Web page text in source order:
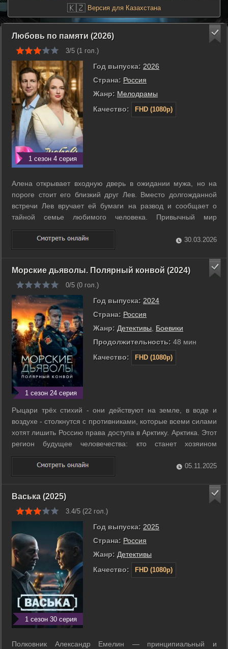
🇰🇿 Версия для Казахстана
Любовь по памяти (2026)
3/5 (1 гол.)
1 сезон 4 серия
Год выпуска: 2026
Страна: Россия
Жанр: Мелодрамы
Качество:
FHD (1080p)
Алена открывает входную дверь в ожидании мужа, но на
пороге стоит его близкий друг Лев. Вместо долгожданной
встречи Лев вручает ей бумаги на развод и сообщает о
тайной семье любимого человека. Привычный мир
женщины рушится под тяжестью предательства и растущего
страха за будущее двоих детей. Однако короткий
телефонный звонок сына внезапно меняет ...
30.03.2026
Морские дьяволы. Полярный конвой (2024)
0/5 (0 гол.)
1 сезон 24 серия
Год выпуска: 2024
Страна: Россия
Жанр: Детективы
Боевики
Продолжительность: 48 мин
Качество:
FHD (1080p)
Рыцари трёх стихий - они действуют на земле, в воде и
воздухе - столкнутся с противниками, которые всеми силами
хотят лишить Россию права доступа в Арктику. Арктика. Этот
регион будущее человечества: кто станет хозяином
арктических запасов пресной воды и энергоносителей, тот и
станет хозяином будущего! Зреет международный заговор
ряда стран, ...
05.11.2025
Васька (2025)
3.4/5 (22 гол.)
1 сезон 30 серия
Год выпуска: 2025
Страна: Россия
Жанр: Детективы
Качество:
FHD (1080p)
Полковник Александр Емелин — принципиальный и